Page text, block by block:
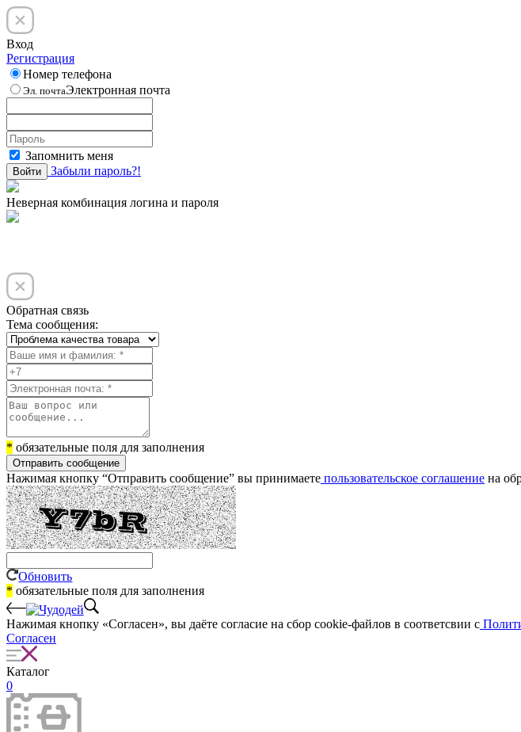
Вход
Регистрация
Номер телефона
Эл. почтаЭлектронная почта
Запомнить меня
Войти Забыли пароль?!
Неверная комбинация логина и пароля
Обратная связь
Тема сообщения:
* обязательные поля для заполнения
Отправить сообщение
Нажимая кнопку “Отправить сообщение” вы принимаете пользовательское соглашение на
Обновить
* обязательные поля для заполнения
Нажимая кнопку «Согласен», вы даёте cогласие на сбор cookie-файлов в соответсвии с
Согласен
Каталог
0